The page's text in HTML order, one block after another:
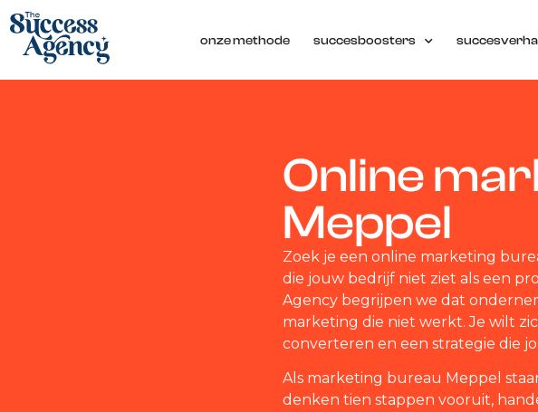
onze methode succesboosters
Online
Meppel
Zoek je een online marketing
die jouw bedrijf niet ziet als een
Agency begrijpen we dat
marketing die niet werkt. Je wilt
converteren en een strategie die
Als marketing bureau Meppel
denken tien stappen vooruit,